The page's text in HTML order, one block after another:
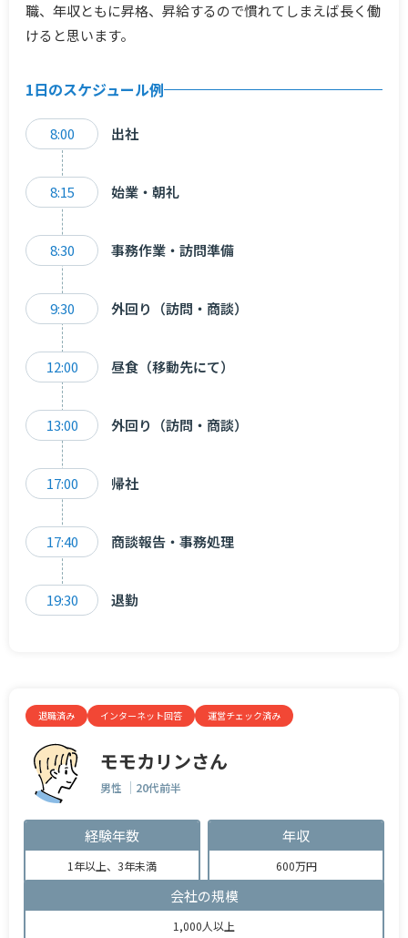
職、年収ともに昇格、昇給するので慣れてしまえば長く働
けると思います。
1日のスケジュール例
8:00 出社
8:15 始業・朝礼
8:30 事務作業・訪問準備
9:30 外回り（訪問・商談）
12:00 昼食（移動先にて）
13:00 外回り（訪問・商談）
17:00 帰社
17:40 商談報告・事務処理
19:30 退勤
退職済み インターネット回答 運営チェック済み
モモカリンさん
男性 20代前半
経験年数
1年以上、3年未満
年収
600万円
会社の規模
1,000人以上